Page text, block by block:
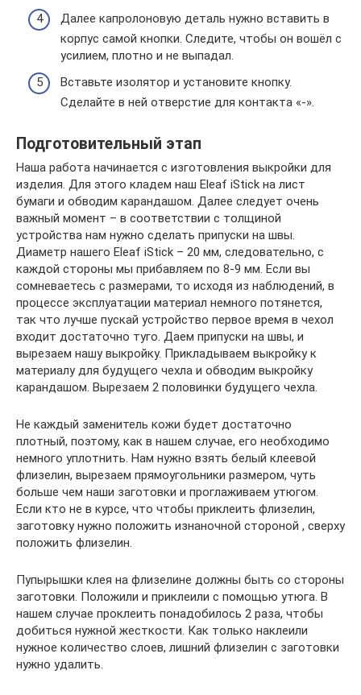
Далее капролоновую деталь нужно вставить в
корпус самой кнопки. Следите, чтобы он вошёл с
усилием, плотно и не выпадал.
Вставьте изолятор и установите кнопку.
Сделайте в ней отверстие для контакта «-».
Подготовительный этап
Наша работа начинается с изготовления выкройки для
изделия. Для этого кладем наш Eleaf iStick на лист
бумаги и обводим карандашом. Далее следует очень
важный момент – в соответствии с толщиной
устройства нам нужно сделать припуски на швы.
Диаметр нашего Eleaf iStick – 20 мм, следовательно, с
каждой стороны мы прибавляем по 8-9 мм. Если вы
сомневаетесь с размерами, то исходя из наблюдений, в
процессе эксплуатации материал немного потянется,
так что лучше пускай устройство первое время в чехол
входит достаточно туго. Даем припуски на швы, и
вырезаем нашу выкройку. Прикладываем выкройку к
материалу для будущего чехла и обводим выкройку
карандашом. Вырезаем 2 половинки будущего чехла.
Не каждый заменитель кожи будет достаточно
плотный, поэтому, как в нашем случае, его необходимо
немного уплотнить. Нам нужно взять белый клеевой
флизелин, вырезаем прямоугольники размером, чуть
больше чем наши заготовки и проглаживаем утюгом.
Если кто не в курсе, что чтобы приклеить флизелин,
заготовку нужно положить изнаночной стороной , сверху
положить флизелин.
Пупырышки клея на флизелине должны быть со стороны
заготовки. Положили и приклеили с помощью утюга. В
нашем случае проклеить понадобилось 2 раза, чтобы
добиться нужной жесткости. Как только наклеили
нужное количество слоев, лишний флизелин с заготовки
нужно удалить.